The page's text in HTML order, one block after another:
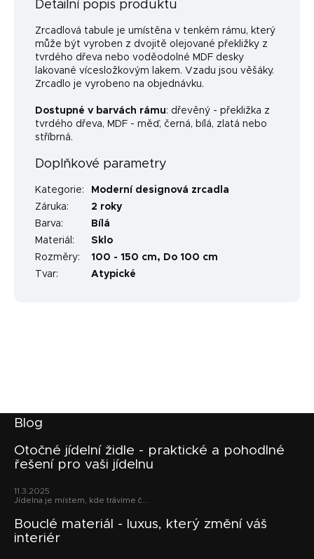
Detailní popis produktu
Zrcadlová tabule je umístěna v tenkém rámu, který
může být vyroben z dvojitě olejované překližky z
tvrdého dřeva nebo voděodolné MDF desky
lakované vícesložkovým lakem. Vzadu jsou věšáky.
Zrcadlo je vyrobeno na objednávku.
Dostupné v barvách rámu: dřevěný - překližka z
tvrdého dřeva, MDF - měď, černá, bílá, zlatá nebo
stříbrná.
Doplňkové parametry
Kategorie:
Moderní designová zrcadla
Záruka:
2 roky
Barva:
Bílá
Materiál :
Sklo
Rozměry:
100 - 150 cm, Do 100 cm
Tvar: Atypické
Blog
Otočné jídelní židle - praktické a pohodlné
řešení pro vaši jídelnu
11.3.2025
Jídelna je místem, kde trávíme č...
Bouclé materiál - luxus, který změní váš
interiér